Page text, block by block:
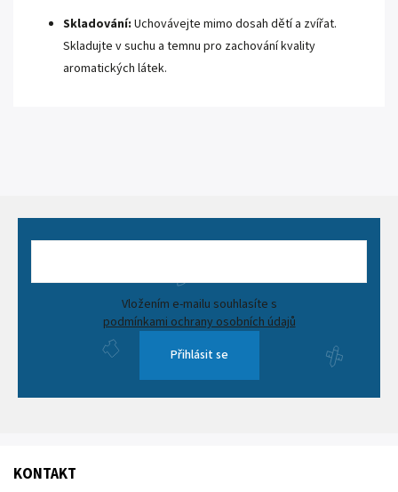
Skladování: Uchovávejte mimo dosah dětí a zvířat.
Skladujte v suchu a temnu pro zachování kvality
aromatických látek.
podmínkami ochrany osobních údajů
Přihlásit se
KONTAKT